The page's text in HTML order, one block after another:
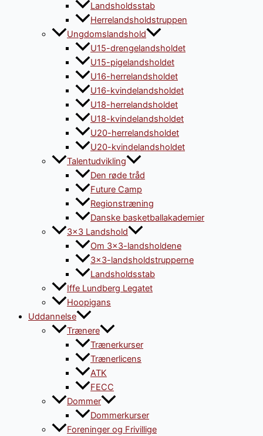
Landsholdsstab
Herrelandsholdstruppen
Ungdomslandshold
U15-drengelandsholdet
U15-pigelandsholdet
U16-herrelandsholdet
U16-kvindelandsholdet
U18-herrelandsholdet
U18-kvindelandsholdet
U20-herrelandsholdet
U20-kvindelandsholdet
Talentudvikling
Den røde tråd
Future Camp
Regionstræning
Danske basketballakademier
3×3 Landshold
Om 3×3-landsholdene
3×3-landsholdstrupperne
Landsholdsstab
Iffe Lundberg Legatet
Hoopigans
Uddannelse
Trænere
Trænerkurser
Trænerlicens
ATK
FECC
Dommer
Dommerkurser
Foreninger og Frivillige